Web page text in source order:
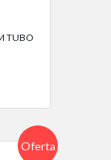
TUBO
Oferta